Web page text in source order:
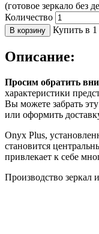
(готовое зеркало без
Количество
В корзину Купить в
Описание:
Просим обратить
характеристики
Вы можете забрать
или оформить
Onyx Plus,
становится
привлекает к себе
Производство зеркал